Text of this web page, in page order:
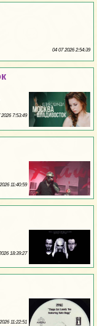
04 07 2026 2:54:39
2026 7:53:49
11:40:59
18:39:27
11:22:51